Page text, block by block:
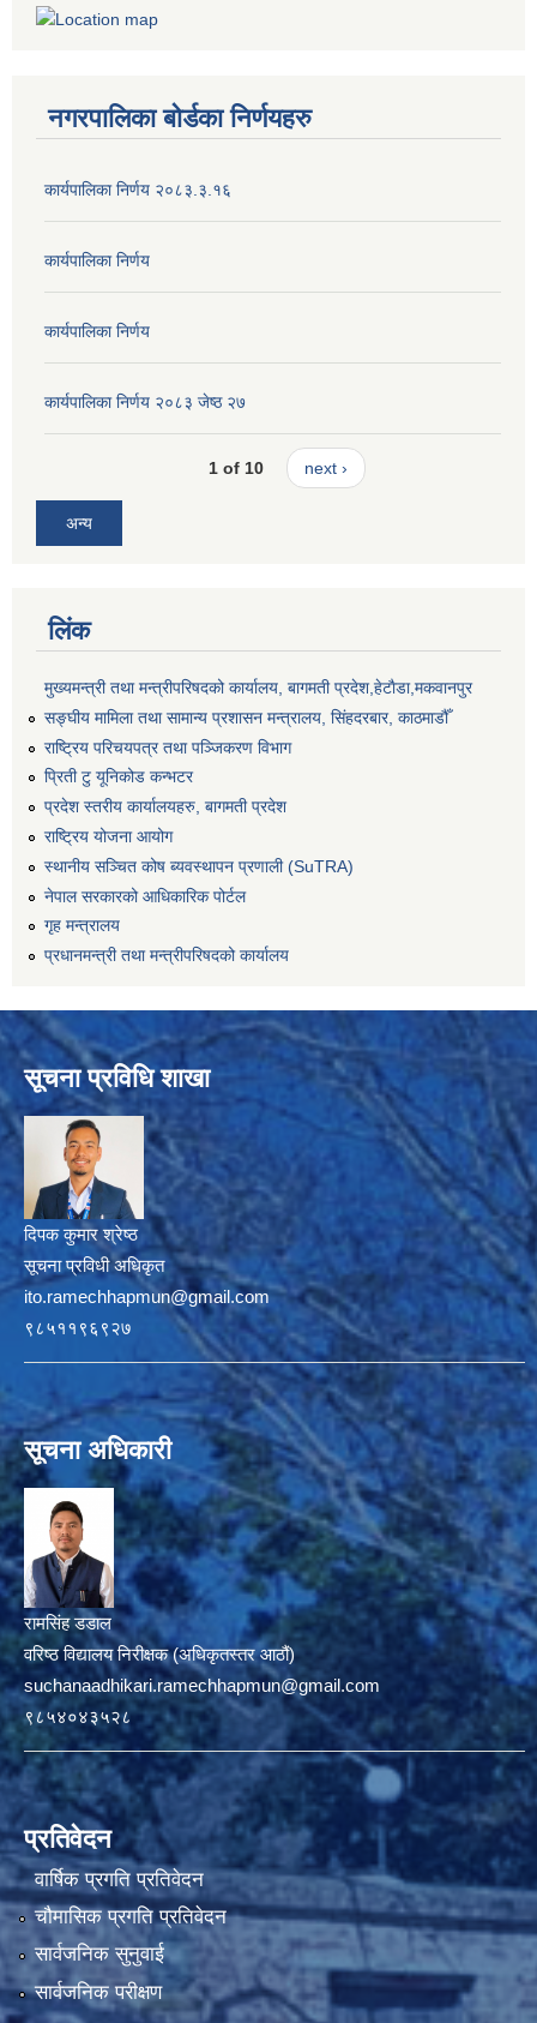
नगरपालिका बोर्डका निर्णयहरु
कार्यपालिका निर्णय २०८३.३.१६
कार्यपालिका निर्णय
कार्यपालिका निर्णय
कार्यपालिका निर्णय २०८३ जेष्ठ २७
1 of 10 next ›
अन्य
लिंक
मुख्यमन्त्री तथा मन्त्रीपरिषदको कार्यालय, बागमती प्रदेश,हेटाैडा,मकवानपुर
सङ्‍घीय मामिला तथा सामान्य प्रशासन मन्त्रालय, सिंहदरबार, काठमाडौँ
राष्ट्रिय परिचयपत्र तथा पञ्जिकरण विभाग
प्रिती टु यूनिकोड कन्भटर
प्रदेश स्तरीय कार्यालयहरु, बागमती प्रदेश
राष्ट्रिय योजना आयोग
स्थानीय सञ्चित कोष ब्यवस्थापन प्रणाली (SuTRA)
नेपाल सरकारको आधिकारिक पोर्टल
गृह मन्त्रालय
प्रधानमन्त्री तथा मन्त्रीपरिषदको कार्यालय
सूचना प्रविधि शाखा
दिपक कुमार श्रेष्ठ
सूचना प्रविधी अधिकृत
ito.ramechhapmun@gmail.com
९८५११९६९२७
सूचना अधिकारी
रामसिंह डडाल
वरिष्ठ विद्यालय निरीक्षक (अधिकृतस्तर आठौं)
suchanaadhikari.ramechhapmun@gmail.com
९८५४०४३५२८
प्रतिवेदन
वार्षिक प्रगति प्रतिवेदन
चौमासिक प्रगति प्रतिवेदन
सार्वजनिक सुनुवाई
सार्वजनिक परीक्षण